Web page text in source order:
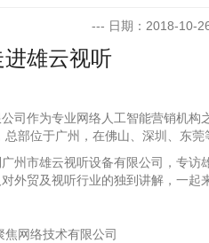
--- 日期：2018-10-
雄云视听
司作为专业网络人工智能营销机
部位于广州，在佛山、深圳、东
广州市雄云视听设备有限公司，专
外贸及视听行业的独到讲解，一起
网络技术有限公司